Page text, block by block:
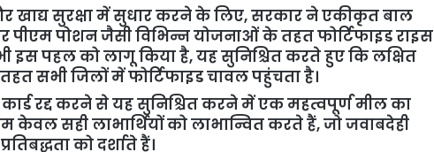
सुरक्षा में सुधार करने के लिए, सरकार ने एकीकृत बाल
पोशन जैसी विभिन्न योजनाओं के तहत फोर्टिफाइड राइस
इस पहल को लागू किया है, यह सुनिश्चित करते हुए कि लक्षित
सभी जिलों में फोर्टिफाइड चावल पहुंचता है।
रद्द करने से यह सुनिश्चित करने में एक महत्वपूर्ण मील का
केवल सही लाभार्थियों को लाभान्वित करते हैं, जो जवाबदेही
को दर्शाते हैं।